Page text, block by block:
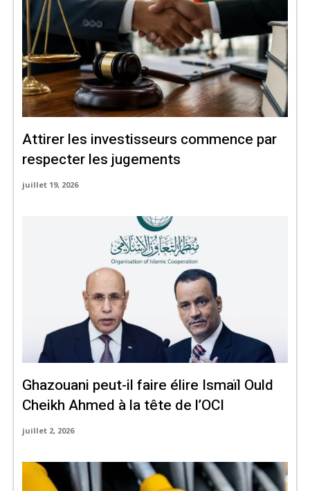
Attirer les investisseurs commence par
respecter les jugements
juillet 19, 2026
Ghazouani peut-il faire élire Ismaïl Ould
Cheikh Ahmed à la tête de l’OCI
juillet 2, 2026